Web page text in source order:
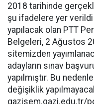
2018 tarihinde
şu ifadelere yer
yapılacak olan PTT
Belgeleri, 2 Ağustos
sitemizden
adayların sınav
yapılmıştır. Bu
değişiklik
gazisem.gazi.edu.tr/